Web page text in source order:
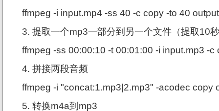
ffmpeg -i input.mp4 -ss 40 -c copy -to 40
3. 提取一个mp3一部分到另一个文件（提取10
ffmpeg -ss 00:00:10 -t 00:01:00 -i input.mp3 -c
4. 拼接两段音频
ffmpeg -i "concat:1.mp3|2.mp3" -acodec copy
5. 转换m4a到mp3